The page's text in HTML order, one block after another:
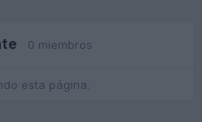
0 miembros
esta página.